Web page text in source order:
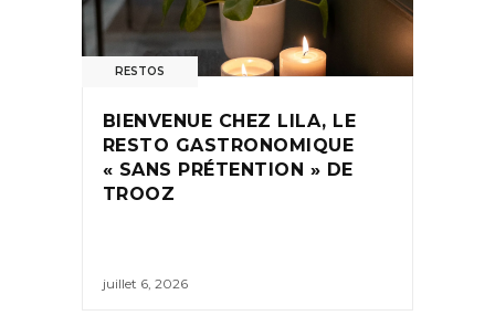
RESTOS
BIENVENUE CHEZ LILA, LE
RESTO GASTRONOMIQUE
« SANS PRÉTENTION » DE
TROOZ
juillet 6, 2026